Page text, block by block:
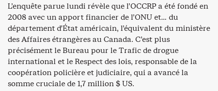
L’enquête parue lundi révèle que l’OCCRP a été fondé en
2008 avec un apport financier de l’ONU et… du
département d’État américain, l’équivalent du ministère
des Affaires étrangères au Canada. C’est plus
précisément le Bureau pour le Trafic de drogue
international et le Respect des lois, responsable de la
coopération policière et judiciaire, qui a avancé la
somme cruciale de 1,7 million $ US.